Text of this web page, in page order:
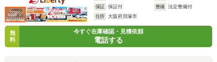
保証
保証付 整備
法定整備付
住所
大阪府貝塚市
無
料
今すぐ在庫確認・見積依頼
電話する